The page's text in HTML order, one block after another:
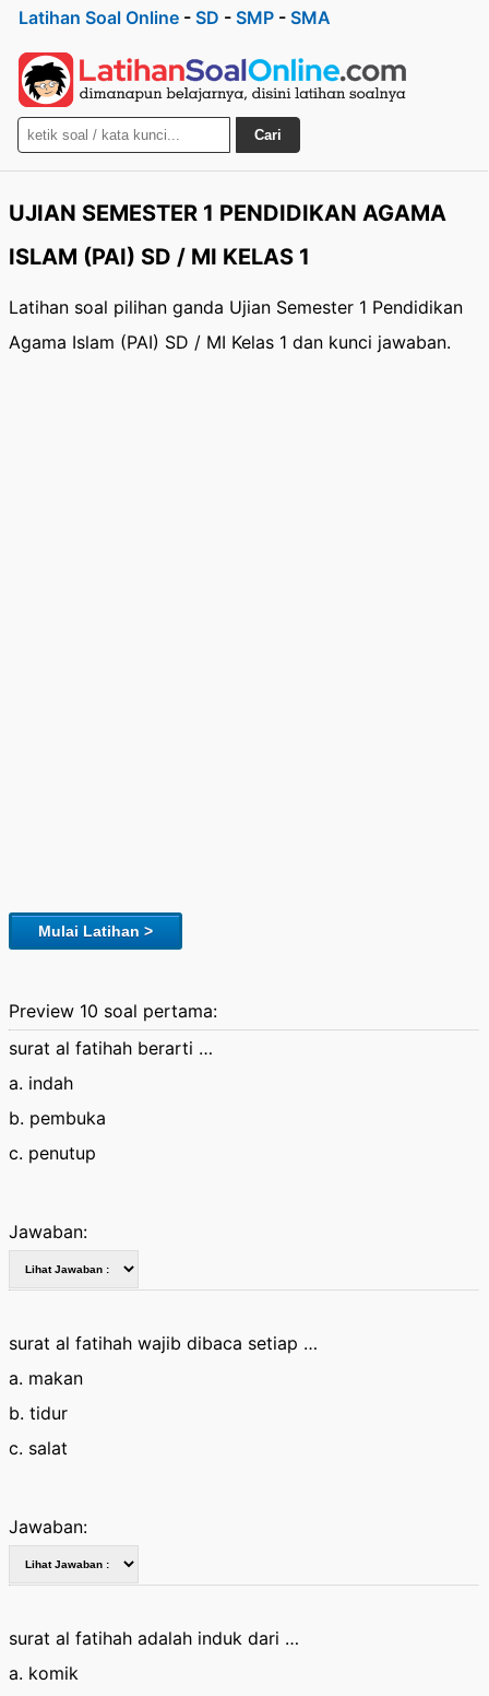
Latihan Soal Online - SD - SMP - SMA
Cari
UJIAN SEMESTER 1 PENDIDIKAN AGAMA
ISLAM (PAI) SD / MI KELAS 1
Latihan soal pilihan ganda Ujian Semester 1 Pendidikan
Agama Islam (PAI) SD / MI Kelas 1 dan kunci jawaban.
Mulai Latihan >
Preview 10 soal pertama:
surat al fatihah berarti …
a. indah
b. pembuka
c. penutup
Jawaban:
surat al fatihah wajib dibaca setiap …
a. makan
b. tidur
c. salat
Jawaban:
surat al fatihah adalah induk dari …
a. komik